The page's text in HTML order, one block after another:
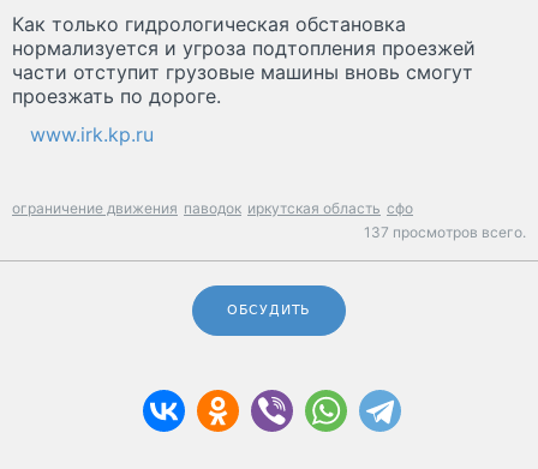
Как только гидрологическая обстановка
нормализуется и угроза подтопления проезжей
части отступит грузовые машины вновь смогут
проезжать по дороге.
www.irk.kp.ru
ограничение движения паводок иркутская область сфо
137 просмотров всего.
ОБСУДИТЬ